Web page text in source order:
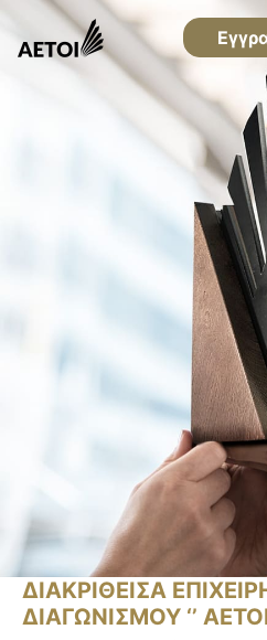
ΔΙΑΚΡΙΘΕΙΣΑ
ΔΙΑΓΩΝΙΣΜΟΥ ‘’ ΑΕΤΟΙ